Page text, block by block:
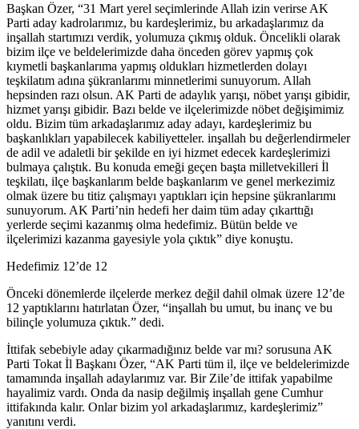
Başkan Özer, “31 Mart yerel seçimlerinde Allah izin verirse AK
Parti aday kadrolarımız, bu kardeşlerimiz, bu arkadaşlarımız da
inşallah startımızı verdik, yolumuza çıkmış olduk. Öncelikli olarak
bizim ilçe ve beldelerimizde daha önceden görev yapmış çok
kıymetli başkanlarıma yapmış oldukları hizmetlerden dolayı
teşkilatım adına şükranlarımı minnetlerimi sunuyorum. Allah
hepsinden razı olsun. AK Parti de adaylık yarışı, nöbet yarışı gibidir,
hizmet yarışı gibidir. Bazı belde ve ilçelerimizde nöbet değişimimiz
oldu. Bizim tüm arkadaşlarımız aday adayı, kardeşlerimiz bu
başkanlıkları yapabilecek kabiliyetteler. inşallah bu değerlendirmeler
de adil ve adaletli bir şekilde en iyi hizmet edecek kardeşlerimizi
bulmaya çalıştık. Bu konuda emeği geçen başta milletvekilleri İl
teşkilatı, ilçe başkanlarım belde başkanlarım ve genel merkezimiz
olmak üzere bu titiz çalışmayı yaptıkları için hepsine şükranlarımı
sunuyorum. AK Parti’nin hedefi her daim tüm aday çıkarttığı
yerlerde seçimi kazanmış olma hedefimiz. Bütün belde ve
ilçelerimizi kazanma gayesiyle yola çıktık” diye konuştu.
Hedefimiz 12’de 12
Önceki dönemlerde ilçelerde merkez değil dahil olmak üzere 12’de
12 yaptıklarını hatırlatan Özer, “inşallah bu umut, bu inanç ve bu
bilinçle yolumuza çıktık.” dedi.
İttifak sebebiyle aday çıkarmadığınız belde var mı? sorusuna AK
Parti Tokat İl Başkanı Özer, “AK Parti tüm il, ilçe ve beldelerimizde
tamamında inşallah adaylarımız var. Bir Zile’de ittifak yapabilme
hayalimiz vardı. Onda da nasip değilmiş inşallah gene Cumhur
ittifakında kalır. Onlar bizim yol arkadaşlarımız, kardeşlerimiz”
yanıtını verdi.